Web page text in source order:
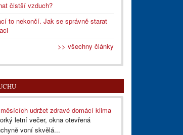
čistší vzduch?
to nekončí. Jak se správně starat
>> všechny články
udržet zdravé domácí klima
letní večer, okna otevřená
voní skvělá...